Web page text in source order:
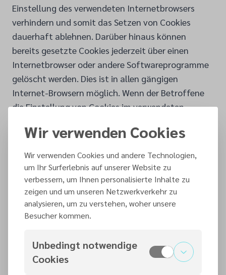
Einstellung des verwendeten Internetbrowsers
verhindern und somit das Setzen von Cookies
dauerhaft ablehnen. Darüber hinaus können
bereits gesetzte Cookies jederzeit über einen
Internetbrowser oder andere Softwareprogramme
gelöscht werden. Dies ist in allen gängigen
Internet-Browsern möglich. Wenn der Betroffene
die Einstellung von Cookies im verwendeten
nicht alle Funktionen unserer Website vollständig
5. Erhebung allgemeiner Daten und
Informationen
Die Website der Freikirche der Siebenten-Tags-
oder ein automatisiertes System die Website
aufruft. Diese allgemeinen Daten und
Wir verwenden Cookies
Wir verwenden Cookies und andere Technologien,
um Ihr Surferlebnis auf unserer Website zu
verbessern, um Ihnen personalisierte Inhalte zu
zeigen und um unseren Netzwerkverkehr zu
analysieren, um zu verstehen, woher unsere
Besucher kommen.
Unbedingt notwendige
Cookies